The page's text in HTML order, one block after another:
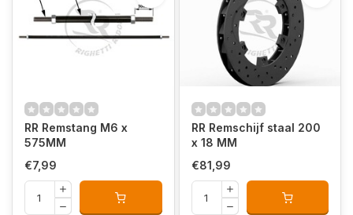
RR Remstang M6 x
575MM
€7,99
RR Remschijf staal 200
x 18 MM
€81,99